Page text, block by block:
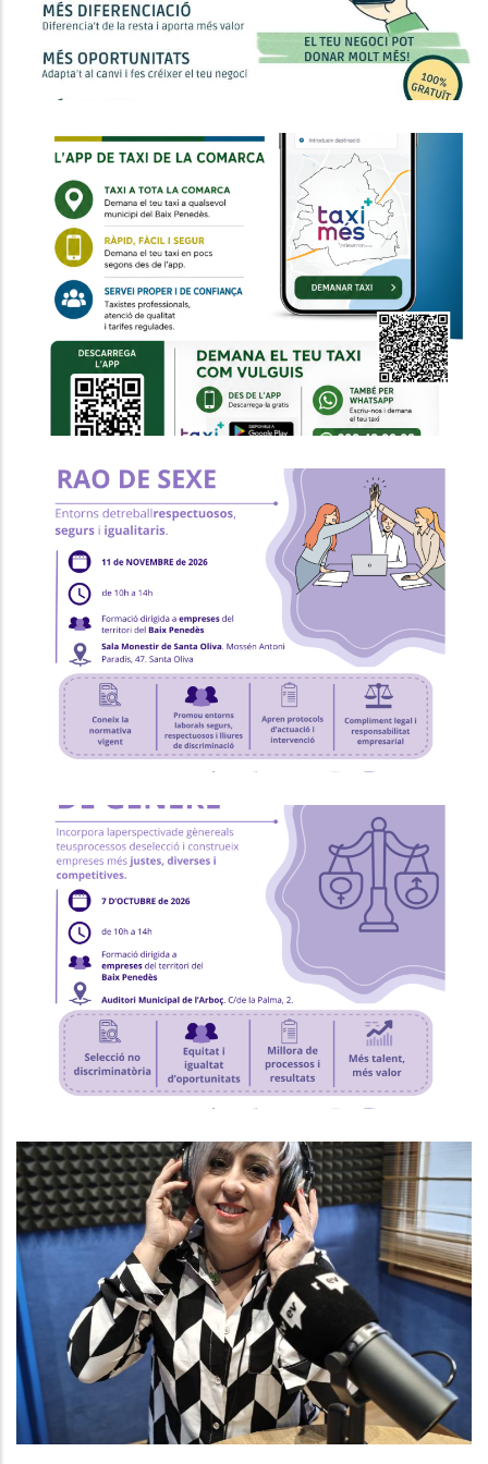
Entra En Funcionament L'Àrea
Única Del Taxi Del Baix Penedès
Per Millorar La Mobilitat A Tota La
Comarca
Altres
P. econòmica
Turisme
Formació "Prevenció I Intervenció
Contra L'assetjament Sexual I/o
Per Raó De Sexe"
Ocupació
P. econòmica
Formació "RRHH I Selecció Amb
Perspectiva De Gènere"
P. econòmica
Baix Penedès Al Dia Amb Núria
González, Gerent Del Consell
Comarcal
Altres
Medi
P. econòmica
Turisme